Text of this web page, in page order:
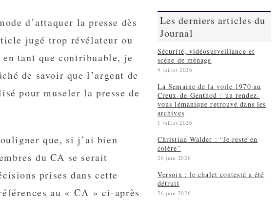
d’attaquer la presse dès
jugé trop révélateur ou
tant que contribuable, je
de savoir que l’argent de
pour museler la presse de
que, si j’ai bien
du CA se serait
prises dans cette
au « CA » ci-après
Les derniers articles du
Journal
Sécurité, vidéosurveillance et
scène de ménage
9 juillet 2026
La Semaine de la voile 1970 au
Creux-de-Genthod : un rendez-
vous lémanique retrouvé dans les
archives
1 juillet 2026
Christian Walder : “Je reste en
colère”
26 juin 2026
Versoix : le chalet contesté a été
détruit
26 juin 2026